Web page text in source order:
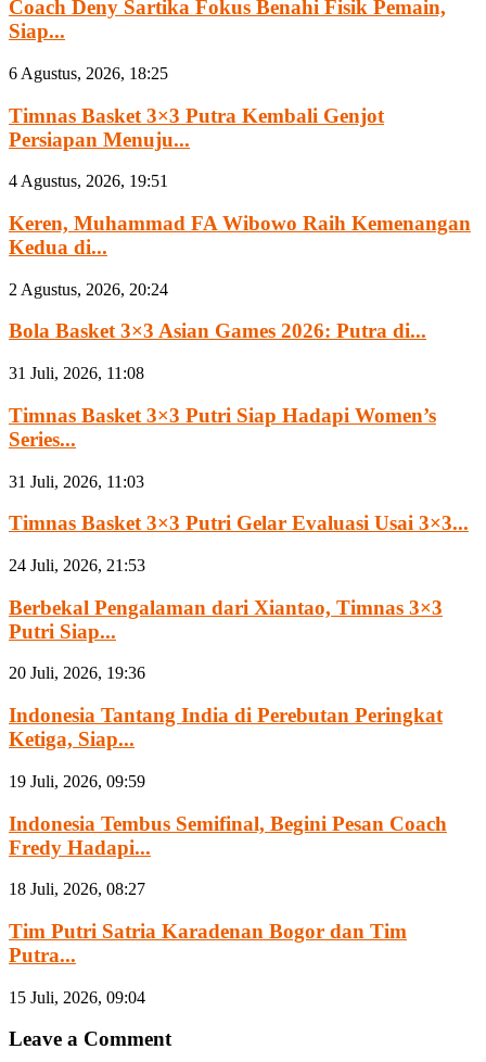
Coach Deny Sartika Fokus Benahi Fisik Pemain,
Siap...
6 Agustus, 2026, 18:25
Timnas Basket 3×3 Putra Kembali Genjot
Persiapan Menuju...
4 Agustus, 2026, 19:51
Keren, Muhammad FA Wibowo Raih Kemenangan
Kedua di...
2 Agustus, 2026, 20:24
Bola Basket 3×3 Asian Games 2026: Putra di...
31 Juli, 2026, 11:08
Timnas Basket 3×3 Putri Siap Hadapi Women’s
Series...
31 Juli, 2026, 11:03
Timnas Basket 3×3 Putri Gelar Evaluasi Usai 3×3...
24 Juli, 2026, 21:53
Berbekal Pengalaman dari Xiantao, Timnas 3×3
Putri Siap...
20 Juli, 2026, 19:36
Indonesia Tantang India di Perebutan Peringkat
Ketiga, Siap...
19 Juli, 2026, 09:59
Indonesia Tembus Semifinal, Begini Pesan Coach
Fredy Hadapi...
18 Juli, 2026, 08:27
Tim Putri Satria Karadenan Bogor dan Tim
Putra...
15 Juli, 2026, 09:04
Leave a Comment